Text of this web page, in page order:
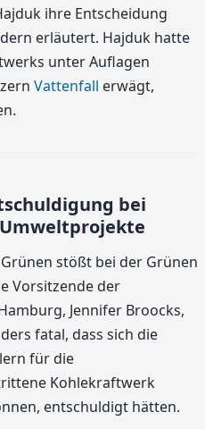
ihre Entscheidung
erläutert. Hajduk hatte
unter Auflagen
Vattenfall erwägt,
bei
stößt bei der Grünen
Vorsitzende der
Jennifer Broocks,
fatal, dass sich die
für die
Kohlekraftwerk
entschuldigt hätten.